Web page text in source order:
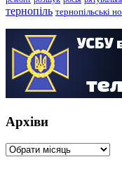
тернопіль тернопільські
Архіви
Архіви